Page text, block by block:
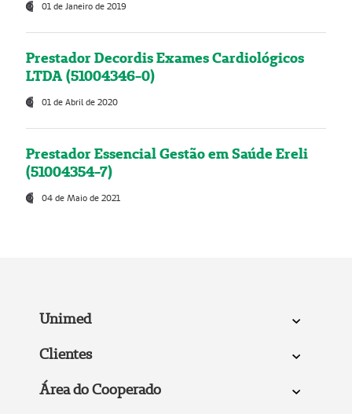
01 de Janeiro de 2019
Prestador Decordis Exames Cardiológicos
LTDA (51004346-0)
01 de Abril de 2020
Prestador Essencial Gestão em Saúde Ereli
(51004354-7)
04 de Maio de 2021
Unimed
Clientes
Área do Cooperado